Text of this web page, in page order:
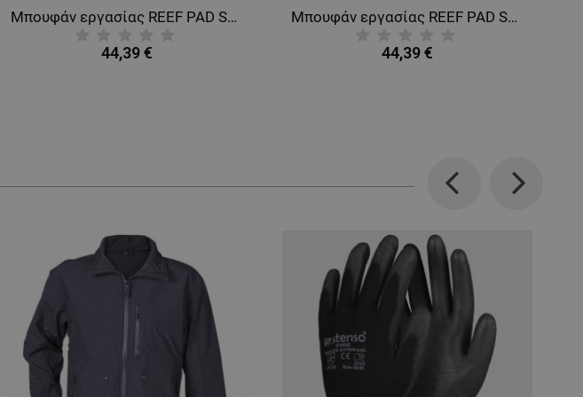
Μπουφάν εργασίας REEF PAD SOFTSHELL ROYAL BLUE
44,39 €
Μπουφάν εργασίας REEF PAD SOFTSHELL MILITARY GREEN
44,39 €
Previous Next